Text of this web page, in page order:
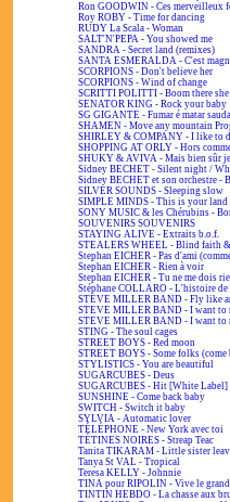
Ron GOODWIN - Ces merveilleux
Roy ROBY - Time for dancing
RUDY La Scala - Woman
SALT'N'PEPA - You showed me
SANDRA - Secret land (remixes)
SANTA ESMERALDA - C'est
SCORPIONS - Don't believe her
SCORPIONS - Wind of change
SCRITTI POLITTI - Boom there she
SENATOR KING - Rock your baby
SG GIGANTE - Fumar é matar
SHAMEN - Move any mountain
SHIRLEY & COMPANY - I like to
SHOPPING AT ORLY - Hors
SHUKY & AVIVA - Mais bien sûr
Sidney BECHET - Silent night /
Sidney BECHET et son orchestre -
SILVER SOUNDS - Sleeping slow
SIMPLE MINDS - This is your land
SONY MUSIC & les Chérubins -
SOUVENIRS SOUVENIRS
STAYING ALIVE - Extraits b.o.f.
STEALERS WHEEL - Blind faith
Stephan EICHER - Pas d'ami
Stephan EICHER - Rien à voir
Stephan EICHER - Tu ne me dois
Stéphane COLLARO - L'histoire de
STEVE MILLER BAND - Fly like
STEVE MILLER BAND - I want to
STEVE MILLER BAND - I want to
STING - The soul cages
STREET BOYS - Red moon
STREET BOYS - Some folks
STYLISTICS - You are beautiful
SUGARCUBES - Deus
SUGARCUBES - Hit [White Label]
SUNSHINE - Come back baby
SWITCH - Switch it baby
SYLVIA - Automatic lover
TÉLÉPHONE - New York avec toi
TÉTINES NOIRES - Streap Teac
Tanita TIKARAM - Little sister
Tanya St VAL - Tropical
Teresa KELLY - Johnnie
TINA pour RIPOLIN - Vive le
TINTIN HEBDO - La chasse aux